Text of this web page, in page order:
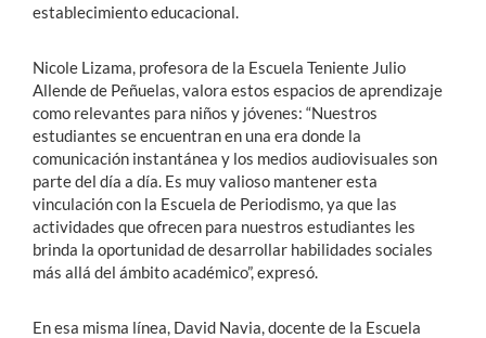
establecimiento educacional.
Nicole Lizama, profesora de la Escuela Teniente Julio
Allende de Peñuelas, valora estos espacios de aprendizaje
como relevantes para niños y jóvenes: “Nuestros
estudiantes se encuentran en una era donde la
comunicación instantánea y los medios audiovisuales son
parte del día a día. Es muy valioso mantener esta
vinculación con la Escuela de Periodismo, ya que las
actividades que ofrecen para nuestros estudiantes les
brinda la oportunidad de desarrollar habilidades sociales
más allá del ámbito académico”, expresó.
En esa misma línea, David Navia, docente de la Escuela